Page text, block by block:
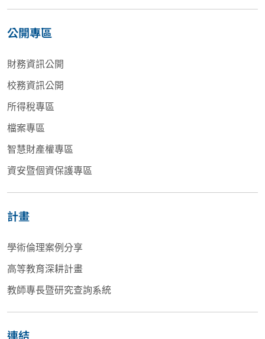
公開專區
財務資訊公開
校務資訊公開
所得稅專區
檔案專區
智慧財產權專區
資安暨個資保護專區
計畫
學術倫理案例分享
高等教育深耕計畫
教師專長暨研究查詢系統
連結